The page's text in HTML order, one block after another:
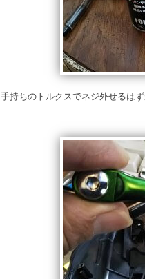
手持ちのトルクスでネジ外せるはず